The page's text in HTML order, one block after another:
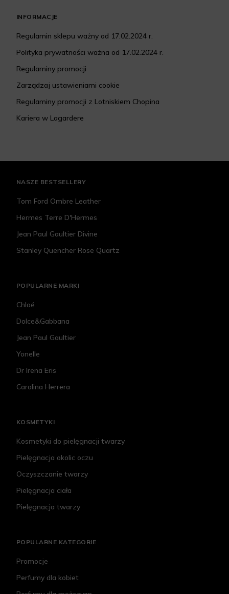
INFORMACJE
Regulamin sklepu ważny od 17.02.2024 r.
Polityka prywatności ważna od 17.02.2024 r.
Regulaminy promocji
Zarządzaj ustawieniami cookie
Regulaminy promocji z Lotniskiem Chopina
Kariera w Lagardere
NASZE BESTSELLERY
Tom Ford Ombre Leather
Hermes Terre D'Hermes
Jean Paul Gaultier Divine
Stanley Quencher Rose Quartz
POPULARNE MARKI
Chloé
Dolce&Gabbana
Jean Paul Gaultier
Yonelle
Dr Irena Eris
Carolina Herrera
KOSMETYKI
Kosmetyki do pielęgnacji twarzy
Pielęgnacja okolic oczu
Oczyszczanie twarzy
Pielęgnacja ciała
Pielęgnacja twarzy
POPULARNE KATEGORIE
Promocje
Perfumy dla kobiet